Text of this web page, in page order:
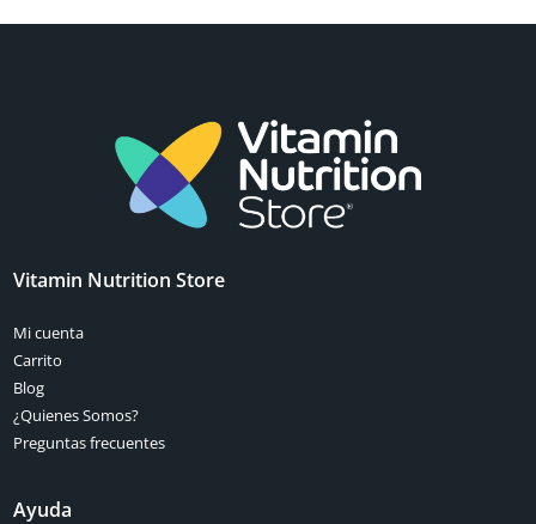
Vitamin Nutrition Store
Mi cuenta
Carrito
Blog
¿Quienes Somos?
Preguntas frecuentes
Ayuda